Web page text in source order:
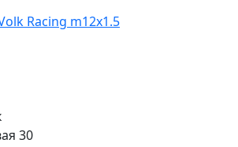
Racing m12x1.5
30